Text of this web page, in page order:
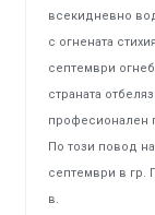
всекидневно
с огнената
септември
страната
професионален
По този повод
септември в гр.
в.